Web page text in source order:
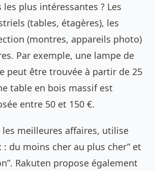
les plus intéressantes ? Les
(tables, étagères), les
(montres, appareils photo)
Par exemple, une lampe de
peut être trouvée à partir de 25
table en bois massif est
entre 50 et 150 €.
les meilleures affaires, utilise
: du moins cher au plus cher” et
Rakuten propose également